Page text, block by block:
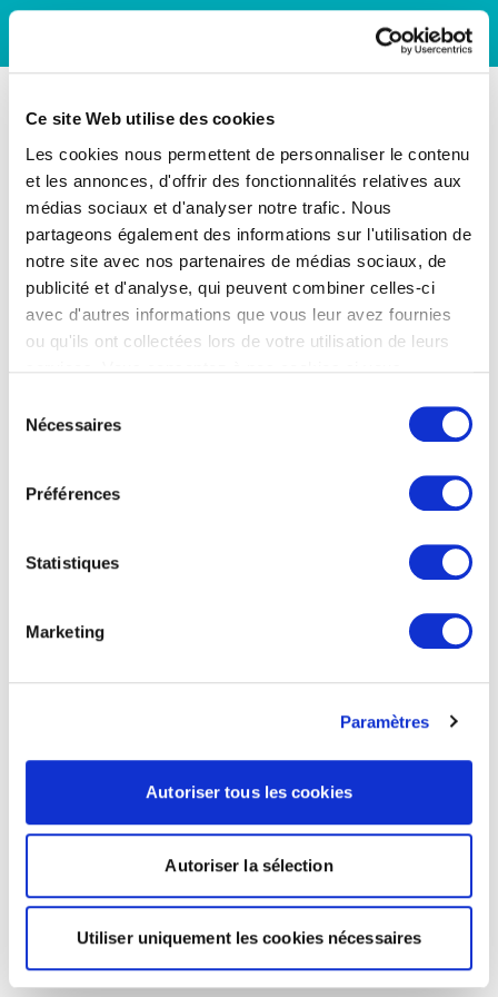
Ce site Web utilise des cookies
Les cookies nous permettent de personnaliser le contenu
et les annonces, d'offrir des fonctionnalités relatives aux
médias sociaux et d'analyser notre trafic. Nous
partageons également des informations sur l'utilisation de
notre site avec nos partenaires de médias sociaux, de
publicité et d'analyse, qui peuvent combiner celles-ci
avec d'autres informations que vous leur avez fournies
ou qu'ils ont collectées lors de votre utilisation de leurs
Nécessaires
Préférences
Statistiques
Marketing
Paramètres
Autoriser tous les cookies
Autoriser la sélection
Utiliser uniquement les cookies nécessaires